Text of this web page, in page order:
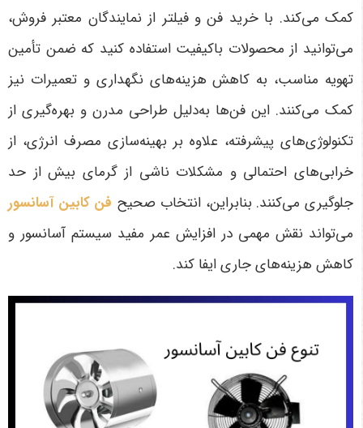
کمک می‌کند. با خرید فن و فیلتر از نمایندگان معتبر فروش،
می‌توانید از محصولات باکیفیت استفاده کنید که ضمن تأمین
تهویه مناسب، به کاهش هزینه‌های نگهداری و تعمیرات نیز
کمک می‌کنند. این فن‌ها به‌دلیل طراحی مدرن و بهره‌گیری از
تکنولوژی‌های پیشرفته، علاوه بر بهینه‌سازی مصرف انرژی، از
خرابی‌های احتمالی و مشکلات ناشی از گرمای بیش از حد
جلوگیری می‌کنند. بنابراین، انتخاب صحیح فن کابین آسانسور
می‌تواند نقش مهمی در افزایش عمر مفید سیستم آسانسور و
کاهش هزینه‌های جاری ایفا کند.